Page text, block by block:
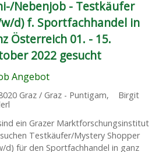
Nebenjob - Testkäufer
d) f. Sportfachhandel in
Österreich 01. - 15.
2022 gesucht
Angebot
Graz / Graz - Puntigam,
Birgit
ein Grazer Marktforschungsinstitut
Testkäufer/Mystery Shopper
d) für den Sportfachhandel in ganz